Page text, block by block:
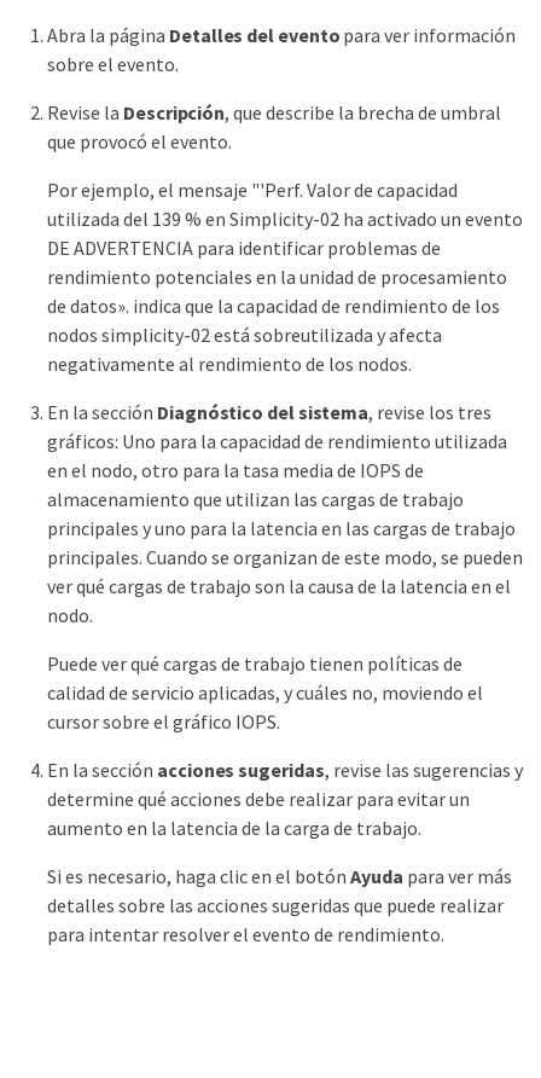
Abra la página Detalles del evento para ver información
sobre el evento.
Revise la Descripción, que describe la brecha de umbral
que provocó el evento.
Por ejemplo, el mensaje "'Perf. Valor de capacidad
utilizada del 139 % en Simplicity-02 ha activado un evento
DE ADVERTENCIA para identificar problemas de
rendimiento potenciales en la unidad de procesamiento
de datos». indica que la capacidad de rendimiento de los
nodos simplicity-02 está sobreutilizada y afecta
negativamente al rendimiento de los nodos.
En la sección Diagnóstico del sistema, revise los tres
gráficos: Uno para la capacidad de rendimiento utilizada
en el nodo, otro para la tasa media de IOPS de
almacenamiento que utilizan las cargas de trabajo
principales y uno para la latencia en las cargas de trabajo
principales. Cuando se organizan de este modo, se pueden
ver qué cargas de trabajo son la causa de la latencia en el
nodo.
Puede ver qué cargas de trabajo tienen políticas de
calidad de servicio aplicadas, y cuáles no, moviendo el
cursor sobre el gráfico IOPS.
En la sección acciones sugeridas, revise las sugerencias y
determine qué acciones debe realizar para evitar un
aumento en la latencia de la carga de trabajo.
Si es necesario, haga clic en el botón Ayuda para ver más
detalles sobre las acciones sugeridas que puede realizar
para intentar resolver el evento de rendimiento.